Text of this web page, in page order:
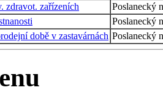
zdravot. zařízeních
Poslanecký
Poslanecký
době v zastavárnách Poslanecký